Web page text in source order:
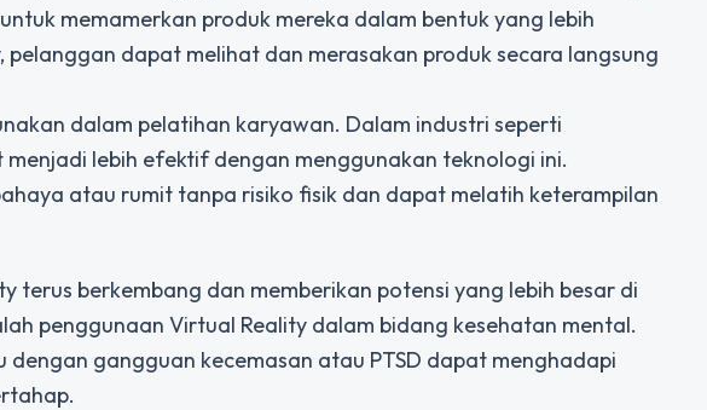
memamerkan produk mereka dalam bentuk yang lebih
dapat melihat dan merasakan produk secara langsung
dalam pelatihan karyawan. Dalam industri seperti
lebih efektif dengan menggunakan teknologi ini.
atau rumit tanpa risiko fisik dan dapat melatih keterampilan
terus berkembang dan memberikan potensi yang lebih besar di
penggunaan Virtual Reality dalam bidang kesehatan mental.
gangguan kecemasan atau PTSD dapat menghadapi